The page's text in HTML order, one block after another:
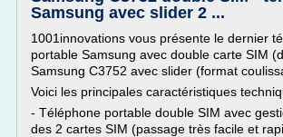
Samsung avec slider 2 ...
1001innovations vous présente le dernier
portable Samsung avec double carte SIM
Samsung C3752 avec slider (format
Voici les principales caractéristiques
- Téléphone portable double SIM avec
des 2 cartes SIM (passage très facile et